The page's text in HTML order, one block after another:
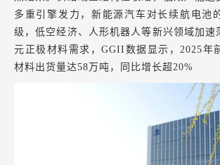
多重引擎发力，新能源汽车对长续航电池
级，低空经济、人形机器人等新兴领域加速
元正极材料需求，GGII数据显示，2025年
材料出货量达58万吨，同比增长超20%